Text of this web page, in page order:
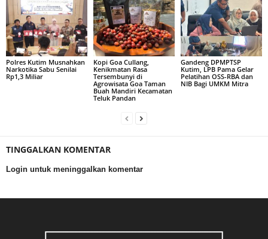
Polres Kutim Musnahkan
Narkotika Sabu Senilai
Rp1,3 Miliar
Kopi Goa Cullang,
Kenikmatan Rasa
Tersembunyi di
Agrowisata Goa Taman
Buah Mandiri Kecamatan
Teluk Pandan
Gandeng DPMPTSP
Kutim, LPB Pama Gelar
Pelatihan OSS-RBA dan
NIB Bagi UMKM Mitra
TINGGALKAN KOMENTAR
Login untuk meninggalkan komentar